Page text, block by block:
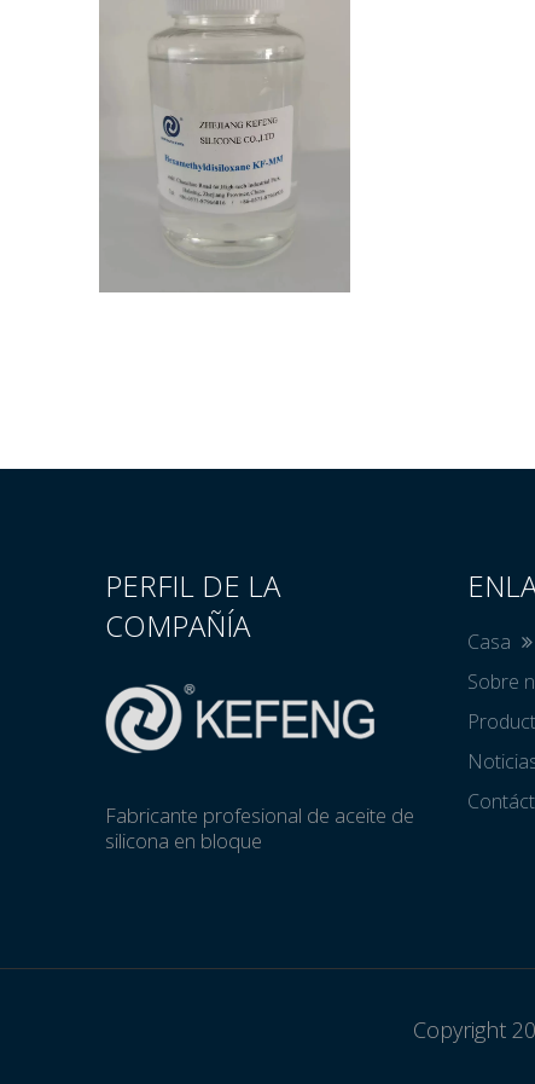
PERFIL DE LA
COMPAÑÍA
Fabricante profesional de aceite de
silicona en bloque
Casa
Sobre
Copyright